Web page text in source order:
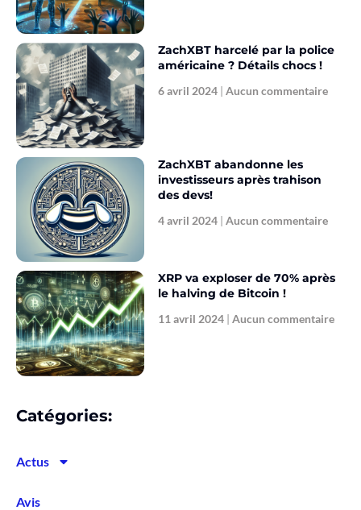
ZachXBT harcelé par la police
américaine ? Détails chocs !
6 avril 2024 Aucun commentaire
ZachXBT abandonne les
investisseurs après trahison
des devs!
4 avril 2024 Aucun commentaire
XRP va exploser de 70% après
le halving de Bitcoin !
11 avril 2024 Aucun commentaire
Catégories:
Actus
Avis